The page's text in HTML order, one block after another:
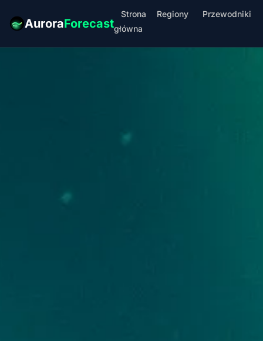
AuroraForecast
Strona
główna
Regiony Przewodniki